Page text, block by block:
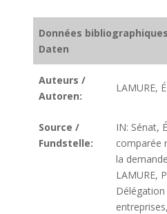
Données
Daten
Auteurs /
Autoren:
LAMURE,
Source /
Fundstelle:
IN: Sénat,
comparée
la
LAMURE,